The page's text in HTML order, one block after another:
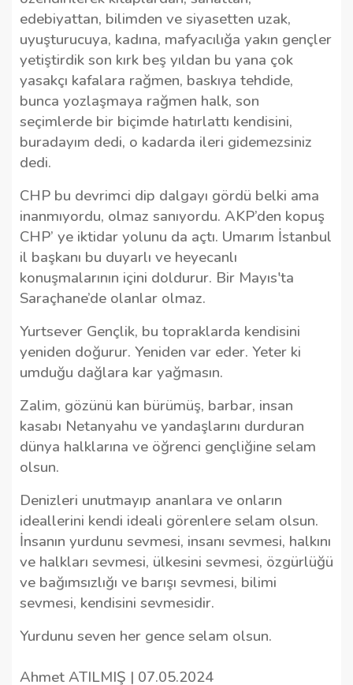
edebiyattan, bilimden ve siyasetten uzak,
uyuşturucuya, kadına, mafyacılığa yakın gençler
yetiştirdik son kırk beş yıldan bu yana çok
yasakçı kafalara rağmen, baskıya tehdide,
bunca yozlaşmaya rağmen halk, son
seçimlerde bir biçimde hatırlattı kendisini,
buradayım dedi, o kadarda ileri gidemezsiniz
dedi.
CHP bu devrimci dip dalgayı gördü belki ama
inanmıyordu, olmaz sanıyordu. AKP’den kopuş
CHP’ ye iktidar yolunu da açtı. Umarım İstanbul
il başkanı bu duyarlı ve heyecanlı
konuşmalarının içini doldurur. Bir Mayıs'ta
Saraçhane’de olanlar olmaz.
Yurtsever Gençlik, bu topraklarda kendisini
yeniden doğurur. Yeniden var eder. Yeter ki
umduğu dağlara kar yağmasın.
Zalim, gözünü kan bürümüş, barbar, insan
kasabı Netanyahu ve yandaşlarını durduran
dünya halklarına ve öğrenci gençliğine selam
olsun.
Denizleri unutmayıp ananlara ve onların
ideallerini kendi ideali görenlere selam olsun.
İnsanın yurdunu sevmesi, insanı sevmesi, halkını
ve halkları sevmesi, ülkesini sevmesi, özgürlüğü
ve bağımsızlığı ve barışı sevmesi, bilimi
sevmesi, kendisini sevmesidir.
Yurdunu seven her gence selam olsun.
Ahmet ATILMIŞ | 07.05.2024